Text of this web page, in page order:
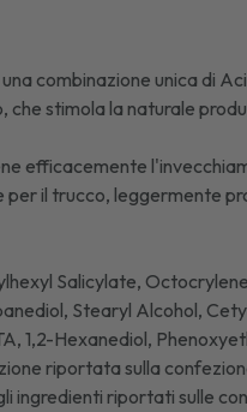
combinazione unica di
stimola la naturale
efficacemente
per il trucco, leggermente
Salicylate,
Stearyl Alcohol,
1,2-Hexanediol,
riportata sulla
ingredienti riportati sulle